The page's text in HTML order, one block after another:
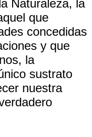
Naturaleza, la
que
concedidas
y que
la
sustrato
nuestra